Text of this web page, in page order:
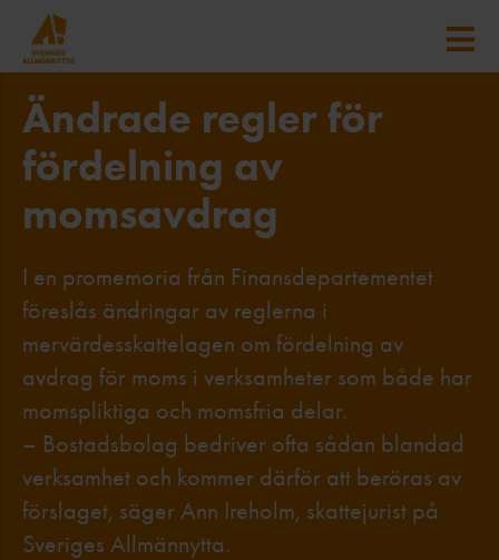
Ändrade regler för
fördelning av
momsavdrag
I en promemoria från Finansdepartementet
föreslås ändringar av reglerna i
mervärdesskattelagen om fördelning av
avdrag för moms i verksamheter som både har
momspliktiga och momsfria delar.
– Bostadsbolag bedriver ofta sådan blandad
verksamhet och kommer därför att beröras av
förslaget, säger Ann Ireholm, skattejurist på
Sveriges Allmännytta.